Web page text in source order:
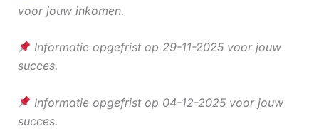
voor jouw inkomen.
Informatie opgefrist op 29-11-2025 voor jouw
succes.
Informatie opgefrist op 04-12-2025 voor jouw
succes.